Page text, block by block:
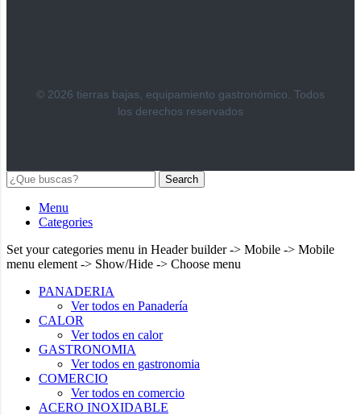
© 2026 tierras bajas, equipamiento gastronómico. Todos
los derechos reservados
Search
Menu
Categories
Set your categories menu in Header builder -> Mobile -> Mobile
menu element -> Show/Hide -> Choose menu
PANADERIA
Ver todos en Panadería
CALOR
Ver todos en calor
GASTRONOMIA
Ver todos en gastronomia
COMERCIO
Ver todos en comercio
ACERO INOXIDABLE